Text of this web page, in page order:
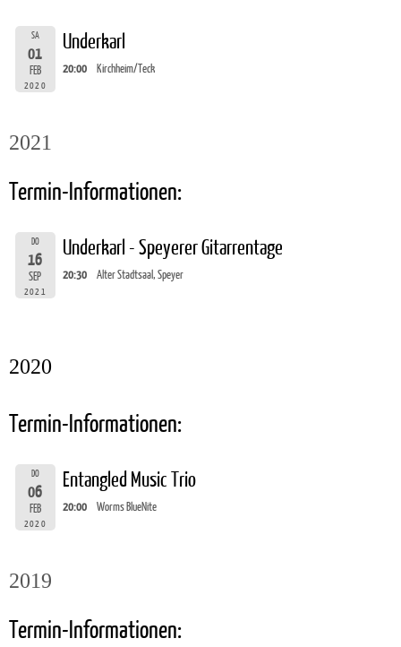
SA
01
FEB
2020
Underkarl
20:00 Kirchheim/Teck
2021
Termin-Informationen:
DO
16
SEP
2021
Underkarl - Speyerer Gitarrentage
20:30 Alter Stadtsaal, Speyer
2020
Termin-Informationen:
DO
06
FEB
2020
Entangled Music Trio
20:00 Worms BlueNite
2019
Termin-Informationen: